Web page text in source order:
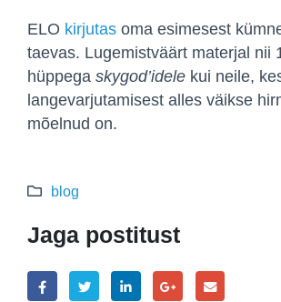
ELO kirjutas oma esimesest
taevas. Lugemistväärt materjal nii
hüppega skygod’idele kui neile,
langevarjutamisest alles väikse
mõelnud on.
blog
Jaga postitust